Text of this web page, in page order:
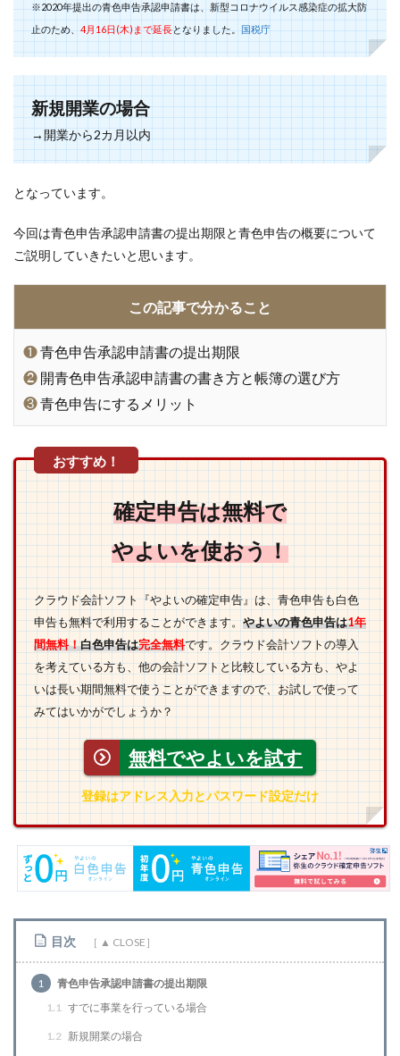
※2020年提出の青色申告承認申請書は、新型コロナウイルス感染症の拡大防
止のため、4月16日(木)まで延長となりました。国税庁
新規開業の場合
→開業から2カ月以内
となっています。
今回は青色申告承認申請書の提出期限と青色申告の概要について
ご説明していきたいと思います。
この記事で分かること
❶青色申告承認申請書の提出期限
❷ 開青色申告承認申請書の書き方と帳簿の選び方
❸青色申告にするメリット
確定申告は無料で
やよいを使おう！
クラウド会計ソフト『やよいの確定申告』は、青色申告も白色
申告も無料で利用することができます。やよいの青色申告は1年
間無料！白色申告は完全無料です。クラウド会計ソフトの導入
を考えている方も、他の会計ソフトと比較している方も、やよ
いは長い期間無料で使うことができますので、お試しで使って
みてはいかがでしょうか？
無料でやよいを試す
登録はアドレス入力とパスワード設定だけ
目次
1
青色申告承認申請書の提出期限
1.1 すでに事業を行っている場合
1.2 新規開業の場合